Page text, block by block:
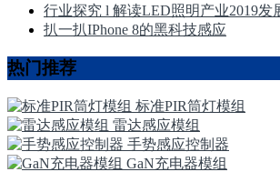
行业探究 l 解读LED照明产业2019发
扒一扒IPhone 8的黑科技感应
热门推荐
标准PIR筒灯模组
雷达感应模组
手势感应控制器
GaN充电器模组